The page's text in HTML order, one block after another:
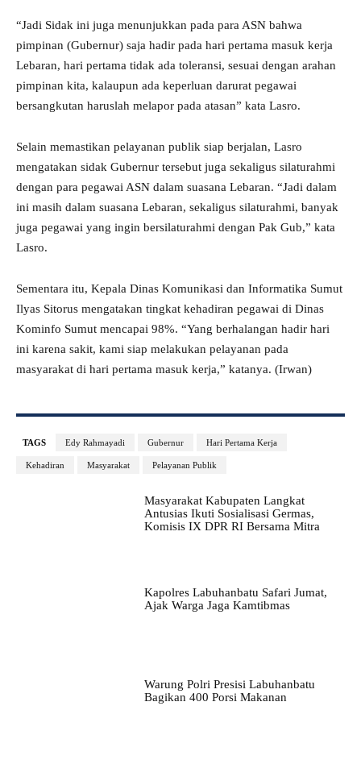
“Jadi Sidak ini juga menunjukkan pada para ASN bahwa
pimpinan (Gubernur) saja hadir pada hari pertama masuk kerja
Lebaran, hari pertama tidak ada toleransi, sesuai dengan arahan
pimpinan kita, kalaupun ada keperluan darurat pegawai
bersangkutan haruslah melapor pada atasan” kata Lasro.
Selain memastikan pelayanan publik siap berjalan, Lasro
mengatakan sidak Gubernur tersebut juga sekaligus silaturahmi
dengan para pegawai ASN dalam suasana Lebaran. “Jadi dalam
ini masih dalam suasana Lebaran, sekaligus silaturahmi, banyak
juga pegawai yang ingin bersilaturahmi dengan Pak Gub,” kata
Lasro.
Sementara itu, Kepala Dinas Komunikasi dan Informatika Sumut
Ilyas Sitorus mengatakan tingkat kehadiran pegawai di Dinas
Kominfo Sumut mencapai 98%. “Yang berhalangan hadir hari
ini karena sakit, kami siap melakukan pelayanan pada
masyarakat di hari pertama masuk kerja,” katanya. (Irwan)
TAGS Edy Rahmayadi Gubernur Hari Pertama Kerja
Kehadiran Masyarakat Pelayanan Publik
Masyarakat Kabupaten Langkat
Antusias Ikuti Sosialisasi Germas,
Komisis IX DPR RI Bersama Mitra
Kapolres Labuhanbatu Safari Jumat,
Ajak Warga Jaga Kamtibmas
Warung Polri Presisi Labuhanbatu
Bagikan 400 Porsi Makanan